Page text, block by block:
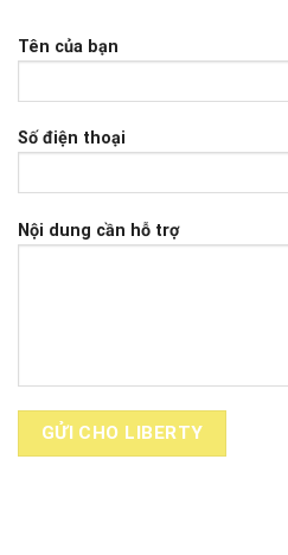
Tên của bạn
Số điện thoại
Nội dung cần hỗ trợ